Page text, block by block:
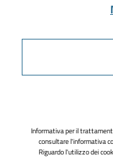
Informativa per il
consultare l'informativa
Riguardo l'utilizzo dei